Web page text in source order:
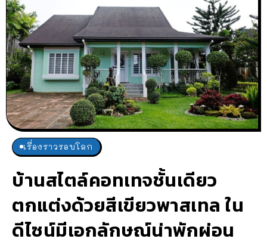
เรื่องราวรอบโลก
บ้านสไตล์คอทเทจชั้นเดียว
ตกแต่งด้วยสีเขียวพาสเทล ใน
ดีไซน์มีเอกลักษณ์น่าพักผ่อน